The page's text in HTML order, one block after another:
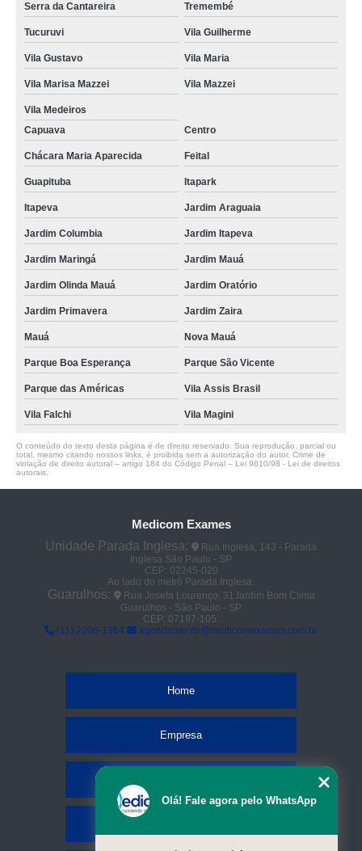
Serra da Cantareira Tremembé
Tucuruvi Vila Guilherme
Vila Gustavo Vila Maria
Vila Marisa Mazzei Vila Mazzei
Vila Medeiros
Capuava
Centro
Chácara Maria Aparecida Feital
Guapituba Itapark
Itapeva Jardim Araguaia
Jardim Columbia Jardim Itapeva
Jardim Maringá Jardim Mauá
Jardim Olinda Mauá Jardim Oratório
Jardim Primavera Jardim Zaira
Mauá Nova Mauá
Parque Boa Esperança Parque São Vicente
Parque das Américas Vila Assis Brasil
Vila Falchi Vila Magini
O conteúdo do texto desta página é de direito reservado. Sua reprodução, parcial ou
total, mesmo citando nossos links, é proibida sem a autorização do autor. Crime de
violação de direito autoral – artigo 184 do Código Penal – Lei 9610/98 - Lei de direitos
autorais
Medicom Exames
Unidade Parada Inglesa:
Rua Inglesa, 143 - Parada
Inglesa São Paulo - SP
CEP: 02245-020
Ao lado do metrô Parada Inglesa.
Guarulhos:
Rua Josefa Lourenço, 31Jardim Bom Clima
Guarulhos - São Paulo - SP
CEP: 07197-105.
(11) 2206-1364
agendamento@medicomexames.com.br
Home
Empresa
Olá! Fale agora pelo WhatsApp